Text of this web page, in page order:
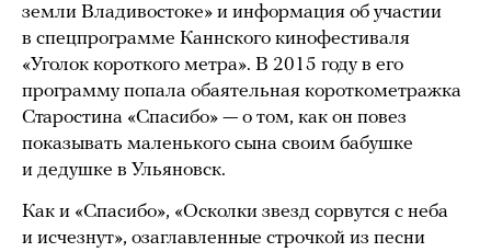
земли Владивостоке» и информация об участии
в спецпрограмме Каннского кинофестиваля
«Уголок короткого метра». В 2015 году в его
программу попала обаятельная короткометражка
Старостина «Спасибо» — о том, как он повез
показывать маленького сына своим бабушке
и дедушке в Ульяновск.
Как и «Спасибо», «Осколки звезд сорвутся с неба
и исчезнут», озаглавленные строчкой из песни